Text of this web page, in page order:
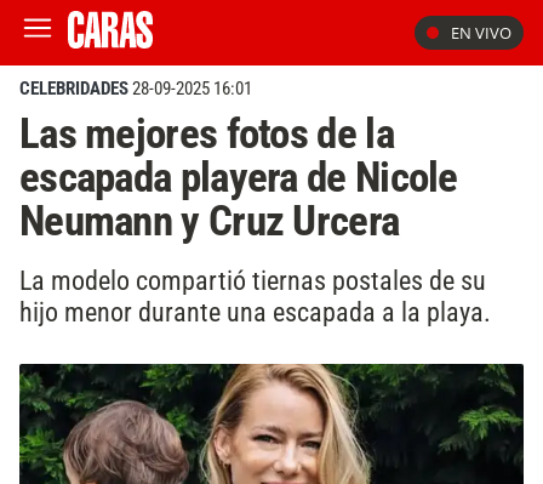
EN VIVO
CELEBRIDADES28-09-2025 16:01
Las mejores fotos de la
escapada playera de Nicole
Neumann y Cruz Urcera
La modelo compartió tiernas postales de su
hijo menor durante una escapada a la playa.